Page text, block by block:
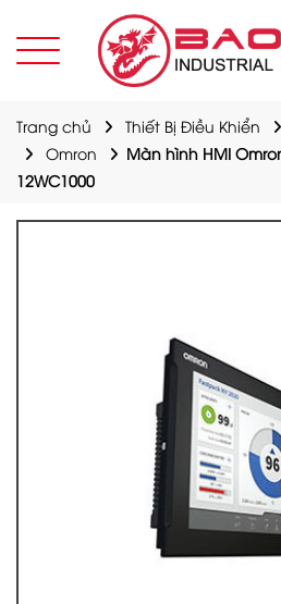
Trang chủ Thiết Bị Điều Khiển
Omron
Màn hình HMI
12WC1000